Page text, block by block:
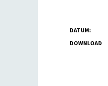
DATUM:
DOWNLOAD